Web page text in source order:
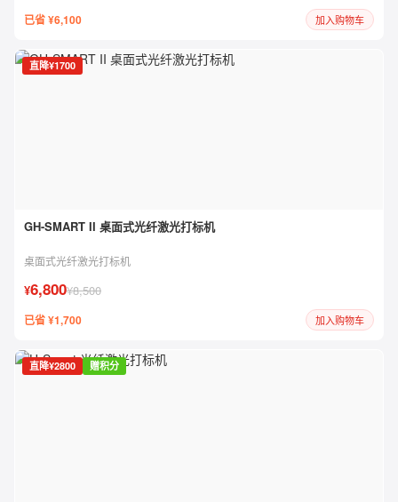
已省 ¥6,100 加入购物车
直降¥1700
GH-SMART II 桌面式光纤激光打标机
桌面式光纤激光打标机
¥6,800¥8,500
已省 ¥1,700 加入购物车
直降¥2800 赠积分